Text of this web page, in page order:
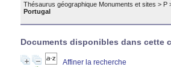
Thésaurus géographique Monuments et sites > P
Portugal
Documents disponibles dans cette
Affiner la recherche